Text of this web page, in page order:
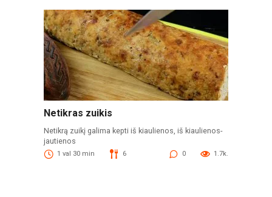
Netikras zuikis
Netikrą zuikį galima kepti iš kiaulienos, iš kiaulienos-
jautienos
1 val 30 min 6 0 1.7k.